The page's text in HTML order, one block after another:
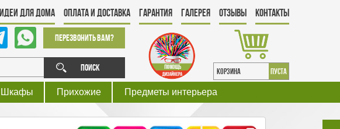
Перезвонить Вам?
Поиск КОРЗИНА пуста
Идеи для дома Оплата и Доставка Гарантия Галерея Отзывы Контакты
Шкафы Прихожие Предметы интерьера